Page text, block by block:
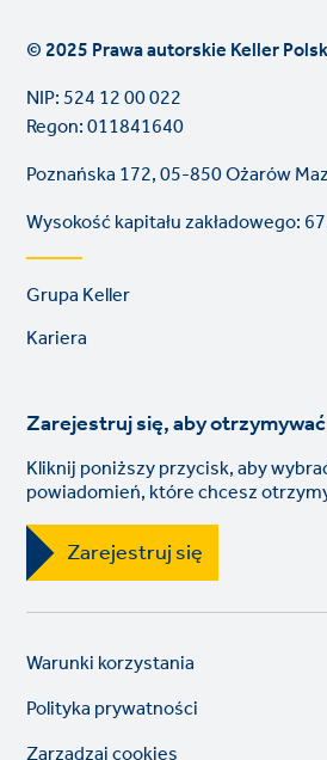
© 2025 Prawa autorskie Keller
NIP: 524 12 00 022
Regon: 011841640
Poznańska 172, 05-850 Ożarów
Wysokość kapitału zakładowego:
Footer
links
Grupa Keller
Kariera
Zarejestruj się, aby
Kliknij poniższy przycisk, aby
powiadomień, które chcesz
Zarejestruj się
Legal
Warunki korzystania
Polityka prywatności